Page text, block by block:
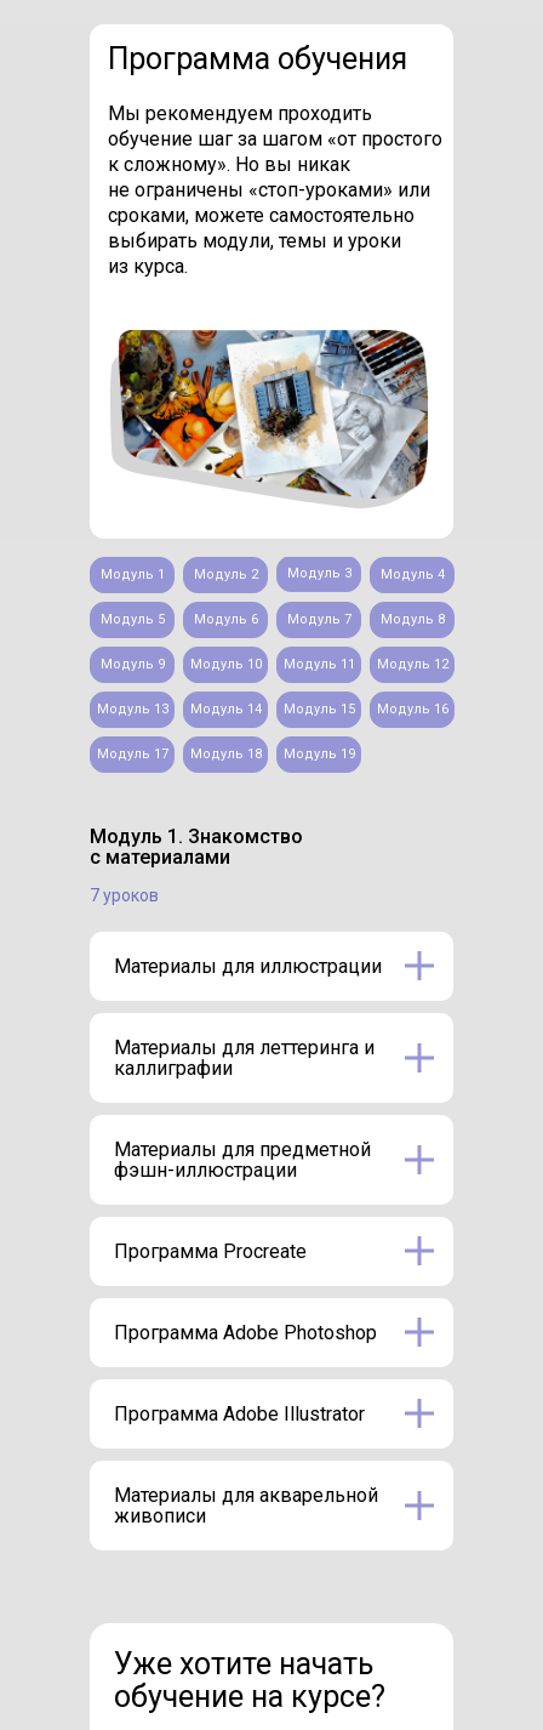
Мы рекомендуем проходить
обучение шаг за шагом «от простого
к сложному». Но вы никак
не ограничены «стоп-уроками» или
сроками, можете самостоятельно
выбирать модули, темы и уроки
из курса.
Программа обучения
Модуль 1 Модуль 2 Модуль 3 Модуль 4
Модуль 5 Модуль 6 Модуль 7 Модуль 8
Модуль 9 Модуль 10 Модуль 11 Модуль 12
Модуль 13 Модуль 14 Модуль 15 Модуль 16
Модуль 17 Модуль 18 Модуль 19
Модуль 1. Знакомство
с материалами
7 уроков
Материалы для иллюстрации
Материалы для леттеринга и
каллиграфии
Материалы для предметной
фэшн-иллюстрации
Программа Procreate
Программа Adobe Photoshop
Программа Adobe Illustrator
Материалы для акварельной
живописи
Уже хотите начать
обучение на курсе?